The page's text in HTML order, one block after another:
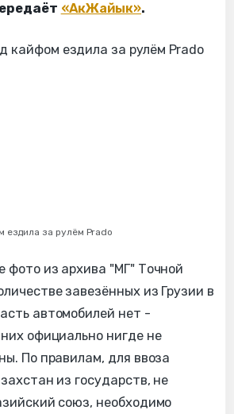
«АкЖайык».
ездила за рулём Prado
фото из архива "МГ" Точной
завезённых из Грузии в
автомобилей нет -
официально нигде не
По правилам, для ввоза
из государств, не
союз, необходимо